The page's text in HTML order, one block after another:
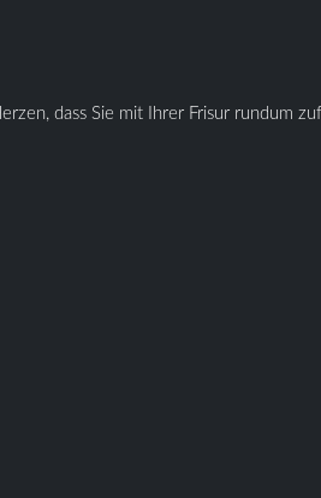
dass Sie mit Ihrer Frisur rundum